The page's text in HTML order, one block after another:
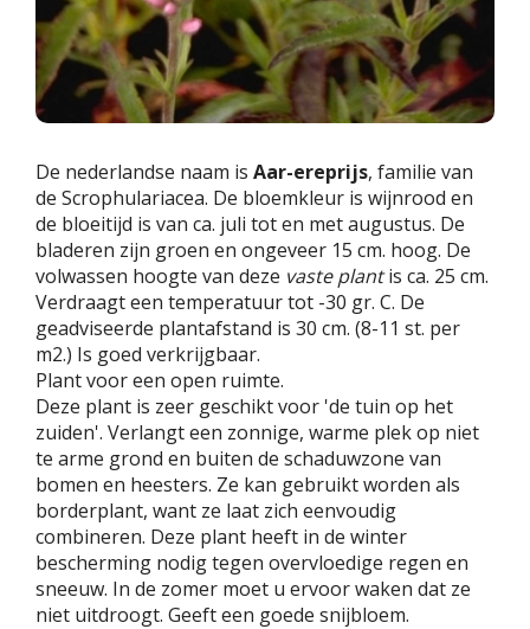
De nederlandse naam is Aar-ereprijs, familie van
de Scrophulariacea. De bloemkleur is wijnrood en
de bloeitijd is van ca. juli tot en met augustus. De
bladeren zijn groen en ongeveer 15 cm. hoog. De
volwassen hoogte van deze vaste plantis ca. 25 cm.
Verdraagt een temperatuur tot -30 gr. C. De
geadviseerde plantafstand is 30 cm. (8-11 st. per
m2.) Is goed verkrijgbaar.
Plant voor een open ruimte.
Deze plant is zeer geschikt voor 'de tuin op het
zuiden'. Verlangt een zonnige, warme plek op niet
te arme grond en buiten de schaduwzone van
bomen en heesters. Ze kan gebruikt worden als
borderplant, want ze laat zich eenvoudig
combineren. Deze plant heeft in de winter
bescherming nodig tegen overvloedige regen en
sneeuw. In de zomer moet u ervoor waken dat ze
niet uitdroogt. Geeft een goede snijbloem.